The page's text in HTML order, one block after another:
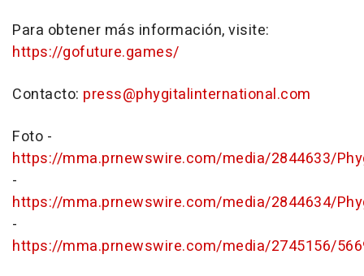
Para obtener más información, visite:
https://gofuture.games/
Contacto: press@phygitalinternational.com
Foto -
https://mma.prnewswire.com/media/2844633/
-
https://mma.prnewswire.com/media/2844634/
-
https://mma.prnewswire.com/media/2745156/